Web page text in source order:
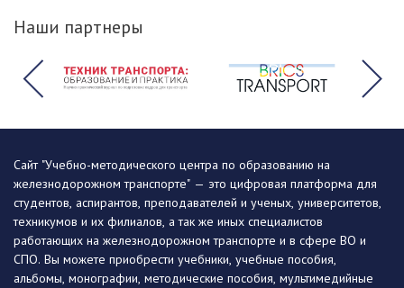
Наши партнеры
Сайт "Учебно-методического центра по образованию на
железнодорожном транспорте" — это цифровая платформа для
студентов, аспирантов, преподавателей и ученых, университетов,
техникумов и их филиалов, а так же иных специалистов
работающих на железнодорожном транспорте и в сфере ВО и
СПО. Вы можете приобрести учебники, учебные пособия,
альбомы, монографии, методические пособия, мультимедийные